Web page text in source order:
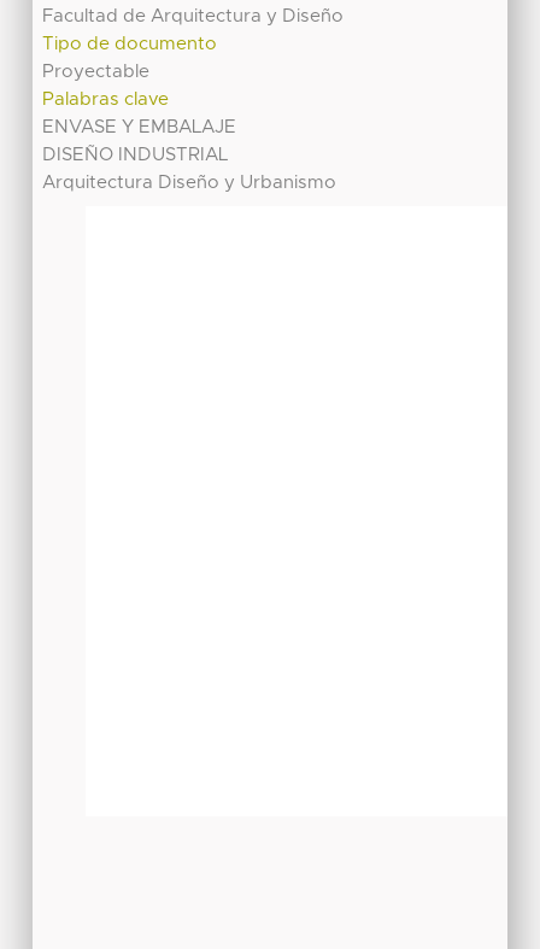
Facultad de Arquitectura y Diseño
Tipo de documento
Proyectable
Palabras clave
ENVASE Y EMBALAJE
DISEÑO INDUSTRIAL
Arquitectura Diseño y Urbanismo